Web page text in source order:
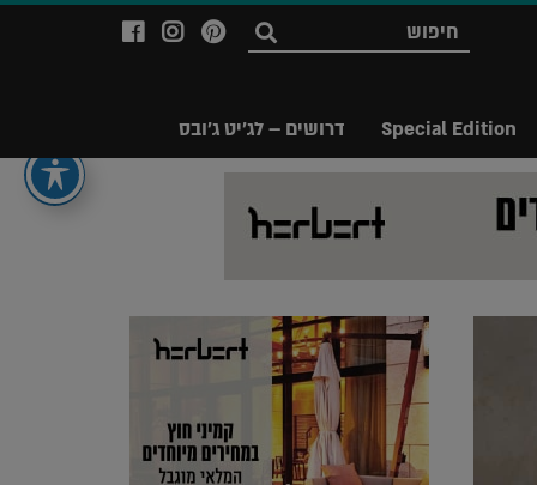
Special Edition דרושים – לג'יט ג'ובס
חפש
לעמוד
של
לעמוד
לג'יט
Legit